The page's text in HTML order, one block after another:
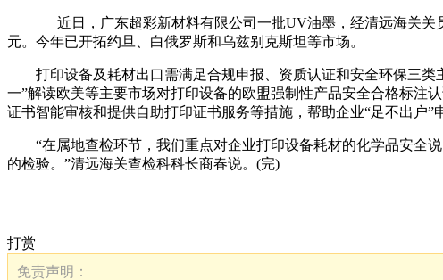
近日，广东超彩新材料有限公司一批UV油墨，经清远海关关
元。今年已开拓约旦、白俄罗斯和乌兹别克斯坦等市场。
打印设备及耗材出口需满足合规申报、资质认证和安全环保三类
一”解读欧美等主要市场对打印设备的欧盟强制性产品安全合格标注
证书智能审核和提供自助打印证书服务等措施，帮助企业“足不出户”
“在属地查检环节，我们重点对企业打印设备耗材的化学品安全说
的检验。”清远海关查检科科长商春说。(完)
打赏
免责声明：